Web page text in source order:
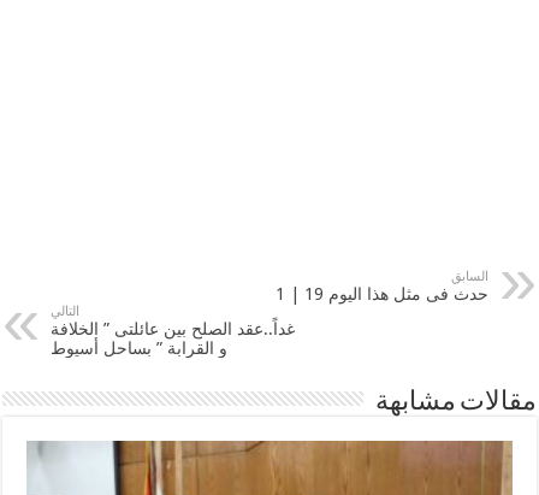
السابق
حدث فى مثل هذا اليوم 19 | 1
التالي
غداً..عقد الصلح بين عائلتى ” الخلافة
و القرابة ” بساحل أسيوط
مقالات مشابهة